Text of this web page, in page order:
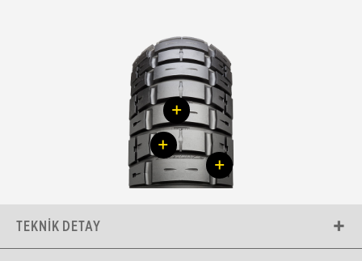
+
+
+
TEKNIK DETAY